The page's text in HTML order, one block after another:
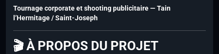
Tournage corporate et shooting publicitaire — Tain
l’Hermitage / Saint-Joseph
🎬 À PROPOS DU PROJET